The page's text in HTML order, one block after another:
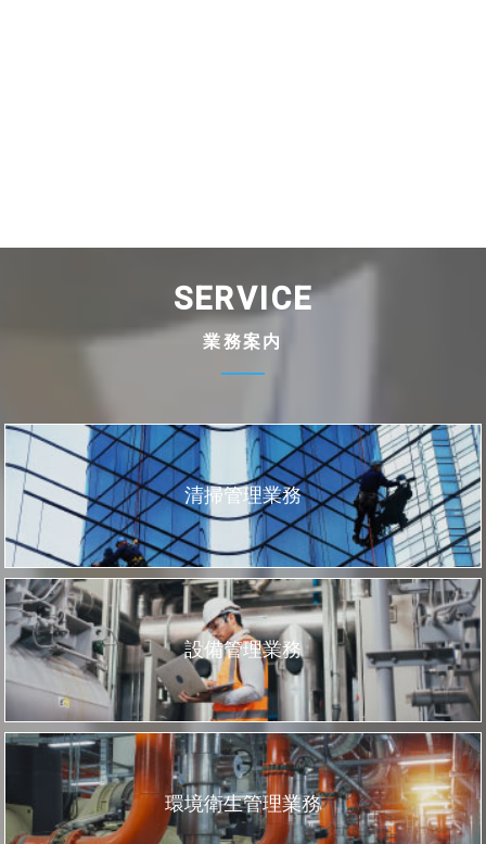
SERVICE
業務案内
清掃管理業務
設備管理業務
環境衛生管理業務